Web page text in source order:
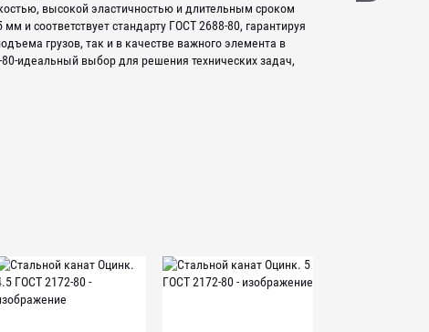
высокой эластичностью и длительным сроком
и соответствует стандарту ГОСТ 2688-80, гарантируя
грузов, так и в качестве важного элемента в
идеальный выбор для решения технических задач,